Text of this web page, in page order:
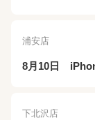
浦安店
8月10日
下北沢店